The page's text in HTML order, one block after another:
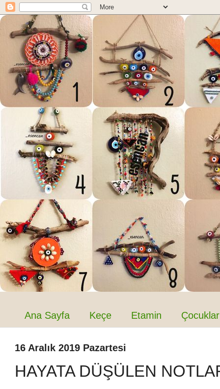
Ana Sayfa Keçe Etamin Çocuklar
16 Aralık 2019 Pazartesi
HAYATA DÜŞÜLEN